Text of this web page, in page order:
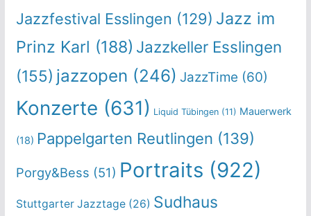
Jazzfestival Esslingen (129) Jazz im
Prinz Karl (188) Jazzkeller Esslingen
(155) jazzopen (246) JazzTime (60)
Konzerte (631) Liquid Tübingen(11) Mauerwerk
(18) Pappelgarten Reutlingen (139)
Porgy&Bess (51) Portraits (922)
Stuttgarter Jazztage(26) Sudhaus